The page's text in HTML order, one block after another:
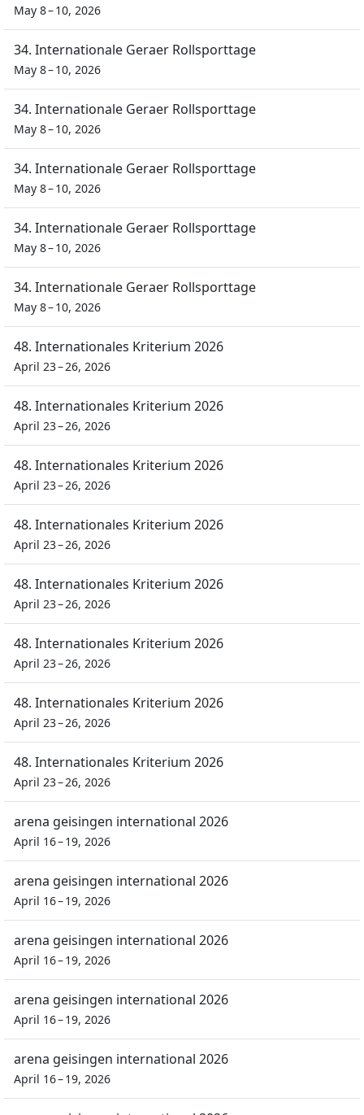
May 8 – 10, 2026
34. Internationale Geraer Rollsporttage
May 8 – 10, 2026
34. Internationale Geraer Rollsporttage
May 8 – 10, 2026
34. Internationale Geraer Rollsporttage
May 8 – 10, 2026
34. Internationale Geraer Rollsporttage
May 8 – 10, 2026
34. Internationale Geraer Rollsporttage
May 8 – 10, 2026
48. Internationales Kriterium 2026
April 23 – 26, 2026
48. Internationales Kriterium 2026
April 23 – 26, 2026
48. Internationales Kriterium 2026
April 23 – 26, 2026
48. Internationales Kriterium 2026
April 23 – 26, 2026
48. Internationales Kriterium 2026
April 23 – 26, 2026
48. Internationales Kriterium 2026
April 23 – 26, 2026
48. Internationales Kriterium 2026
April 23 – 26, 2026
48. Internationales Kriterium 2026
April 23 – 26, 2026
arena geisingen international 2026
April 16 – 19, 2026
arena geisingen international 2026
April 16 – 19, 2026
arena geisingen international 2026
April 16 – 19, 2026
arena geisingen international 2026
April 16 – 19, 2026
arena geisingen international 2026
April 16 – 19, 2026